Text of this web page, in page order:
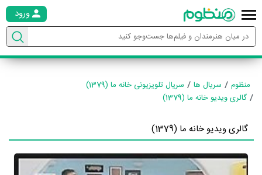
ورود
منظوم سریال ها
سریال تلویزیونی خانه ما (1379)
گالری ویدیو خانه ما (1379)
گالری ویدیو خانه ما (1379)